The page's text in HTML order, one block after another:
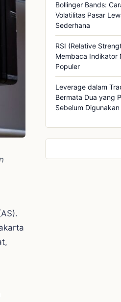
Bollinger Bands:
Volatilitas Pasar
Sederhana
RSI (Relative
Membaca Indikator
Populer
Leverage dalam
Bermata Dua yang
Sebelum Digunakan